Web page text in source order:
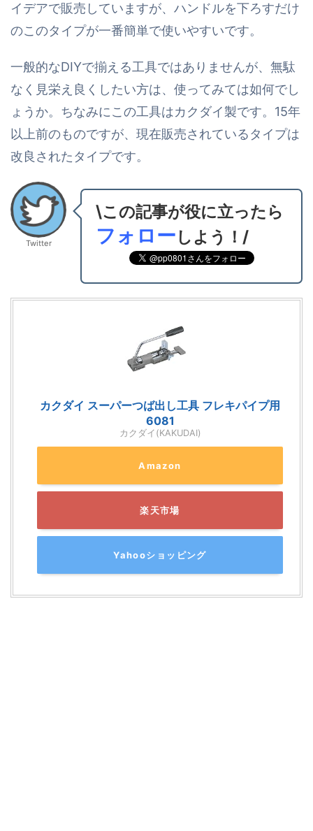
イデアで販売していますが、ハンドルを下ろすだけ
のこのタイプが一番簡単で使いやすいです。
一般的なDIYで揃える工具ではありませんが、無駄
なく見栄え良くしたい方は、使ってみては如何でし
ょうか。ちなみにこの工具はカクダイ製です。15年
以上前のものですが、現在販売されているタイプは
改良されたタイプです。
Twitter
\この記事が役に立ったら
フォロー しよう！/
カクダイ スーパーつば出し工具 フレキパイプ用
6081
カクダイ(KAKUDAI)
Amazon
楽天市場
Yahooショッピング